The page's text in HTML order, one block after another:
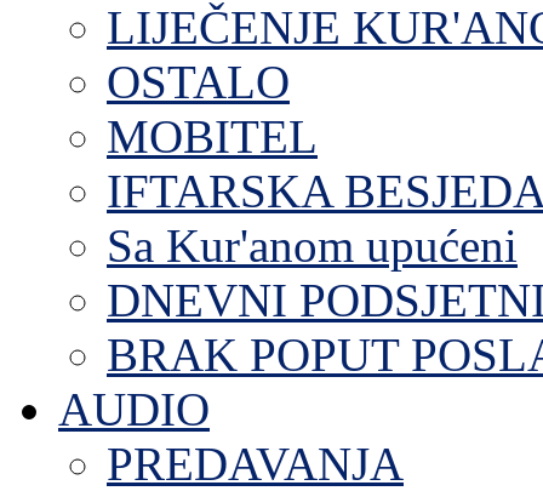
LIJEČENJE
OSTALO
MOBITEL
IFTARSKA
Sa Kur'anom upućeni
DNEVNI
BRAK POPUT
AUDIO
PREDAVANJA